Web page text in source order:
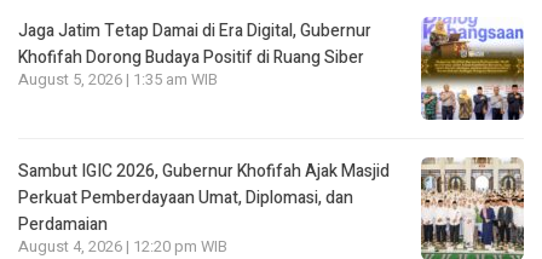
Jaga Jatim Tetap Damai di Era Digital, Gubernur
Khofifah Dorong Budaya Positif di Ruang Siber
August 5, 2026 | 1:35 am WIB
Sambut IGIC 2026, Gubernur Khofifah Ajak Masjid
Perkuat Pemberdayaan Umat, Diplomasi, dan
Perdamaian
August 4, 2026 | 12:20 pm WIB